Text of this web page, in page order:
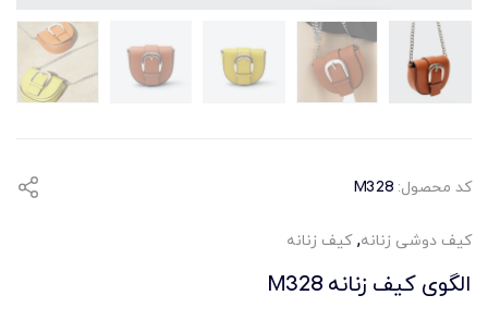
کد محصول: M328
کیف دوشی زنانه,کیف زنانه
الگوی کیف زنانه M328